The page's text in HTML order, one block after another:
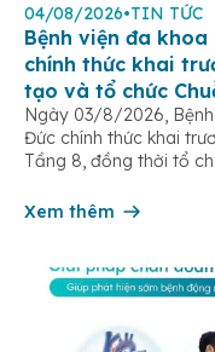
04/08/2026•TIN TỨC
Bệnh viện đa khoa
chính thức khai
tạo và tổ chức
đề
Ngày 03/8/2026,
Đức chính thức khai
Tầng 8, đồng thời tổ
bước tiến quan trọng
Xem thêm